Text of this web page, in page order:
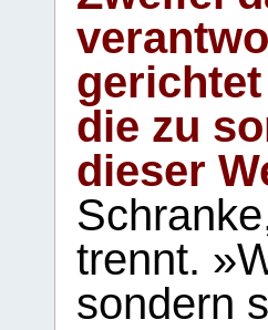
die zu
dieser
trennt.
sondern